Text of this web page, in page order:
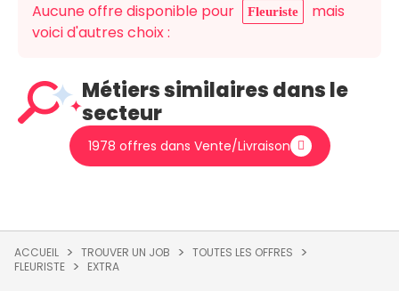
Aucune offre disponible pour Fleuriste
mais
voici d'autres choix :
Métiers similaires dans le
secteur
1978 offres dans Vente/Livraison
ACCUEIL TROUVER UN JOB
TOUTES LES OFFRES
FLEURISTE
EXTRA